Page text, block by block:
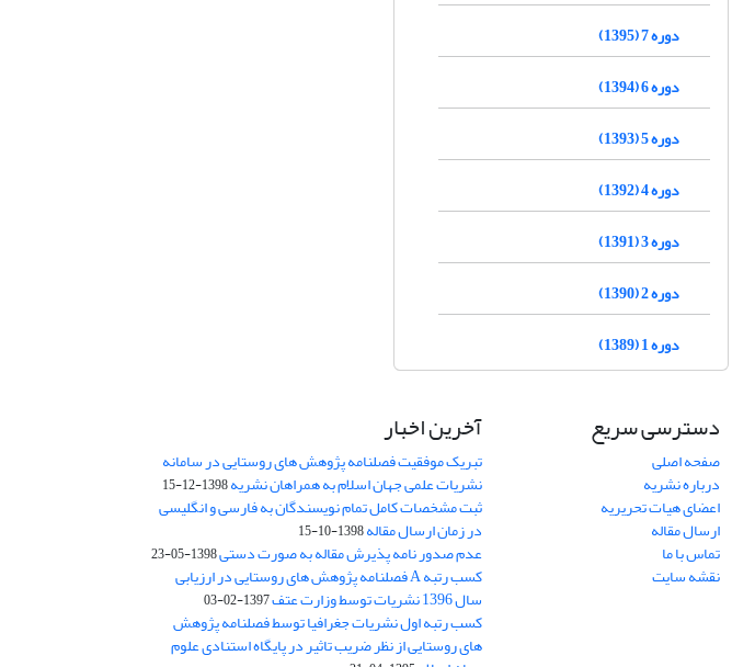
دوره 7 (1395)
دوره 6 (1394)
دوره 5 (1393)
دوره 4 (1392)
دوره 3 (1391)
دوره 2 (1390)
دوره 1 (1389)
دسترسی سریع
صفحه اصلی
درباره نشریه
اعضای هیات تحریریه
ارسال مقاله
تماس با ما
نقشه سایت
آخرین اخبار
تبریک موفقیت فصلنامه پژوهش های روستایی در سامانه
نشریات علمی جهان اسلام به همراهان نشریه1398-12-15
ثبت مشخصات کامل تمام نویسندگان به فارسی و انگلیسی
در زمان ارسال مقاله1398-10-15
عدم صدور نامه پذیرش مقاله به صورت دستی1398-05-23
کسب رتبه A فصلنامه پژوهش های روستایی در ارزیابی
سال 1396 نشریات توسط وزارت عتف 1397-02-03
کسب رتبه اول نشریات جغرافیا توسط فصلنامه پژوهش
های روستایی از نظر ضریب تاثیر در پایگاه استنادی علوم